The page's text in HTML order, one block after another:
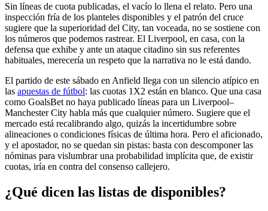
Sin líneas de cuota publicadas, el vacío lo llena el relato. Pero una
inspección fría de los planteles disponibles y el patrón del cruce
sugiere que la superioridad del City, tan voceada, no se sostiene con
los números que podemos rastrear. El Liverpool, en casa, con la
defensa que exhibe y ante un ataque citadino sin sus referentes
habituales, merecería un respeto que la narrativa no le está dando.
El partido de este sábado en Anfield llega con un silencio atípico en
las apuestas de fútbol: las cuotas 1X2 están en blanco. Que una casa
como GoalsBet no haya publicado líneas para un Liverpool–
Manchester City habla más que cualquier número. Sugiere que el
mercado está recalibrando algo, quizás la incertidumbre sobre
alineaciones o condiciones físicas de última hora. Pero el aficionado,
y el apostador, no se quedan sin pistas: basta con descomponer las
nóminas para vislumbrar una probabilidad implícita que, de existir
cuotas, iría en contra del consenso callejero.
¿Qué dicen las listas de disponibles?